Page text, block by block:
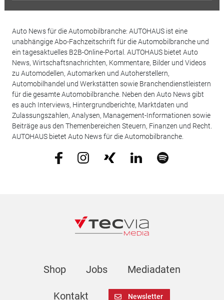
Auto News für die Automobilbranche: AUTOHAUS ist eine
unabhängige Abo-Fachzeitschrift für die Automobilbranche und
ein tagesaktuelles B2B-Online-Portal. AUTOHAUS bietet Auto
News, Wirtschaftsnachrichten, Kommentare, Bilder und Videos
zu Automodellen, Automarken und Autoherstellern,
Automobilhandel und Werkstätten sowie Branchendienstleistern
für die gesamte Automobilbranche. Neben den Auto News gibt
es auch Interviews, Hintergrundberichte, Marktdaten und
Zulassungszahlen, Analysen, Management-Informationen sowie
Beiträge aus den Themenbereichen Steuern, Finanzen und Recht.
AUTOHAUS bietet Auto News für die Automobilbranche.
Shop Jobs Mediadaten
Kontakt Newsletter